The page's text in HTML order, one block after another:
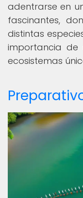
adentrarse en
fascinantes,
distintas
importancia de
ecosistemas